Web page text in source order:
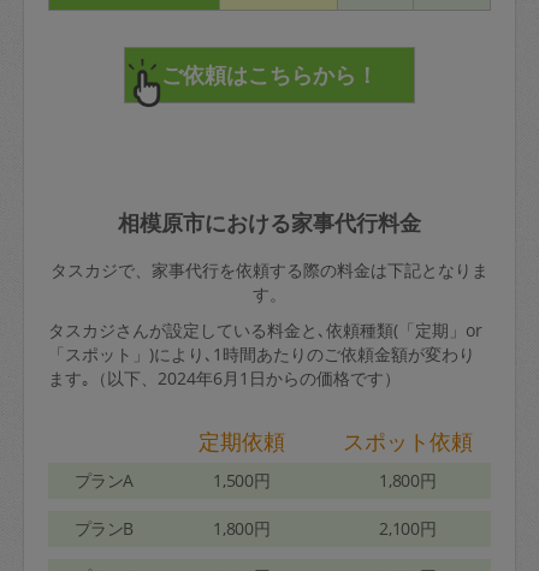
相模原市における家事代行料金
タスカジで、家事代行を依頼する際の料金は下記となりま
す。
タスカジさんが設定している料金と､依頼種類(「定期」or
「スポット」)により､1時間あたりのご依頼金額が変わり
ます｡（以下、2024年6月1日からの価格です）
定期依頼 スポット依頼
プランA 1,500円 1,800円
プランB 1,800円 2,100円